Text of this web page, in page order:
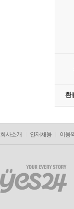
환
회사소개 인재채용 이용